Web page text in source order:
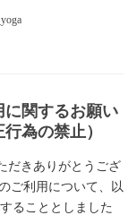
に関するお願い
為の禁止）
だきありがとうござ
ご利用について、以
ることとしました